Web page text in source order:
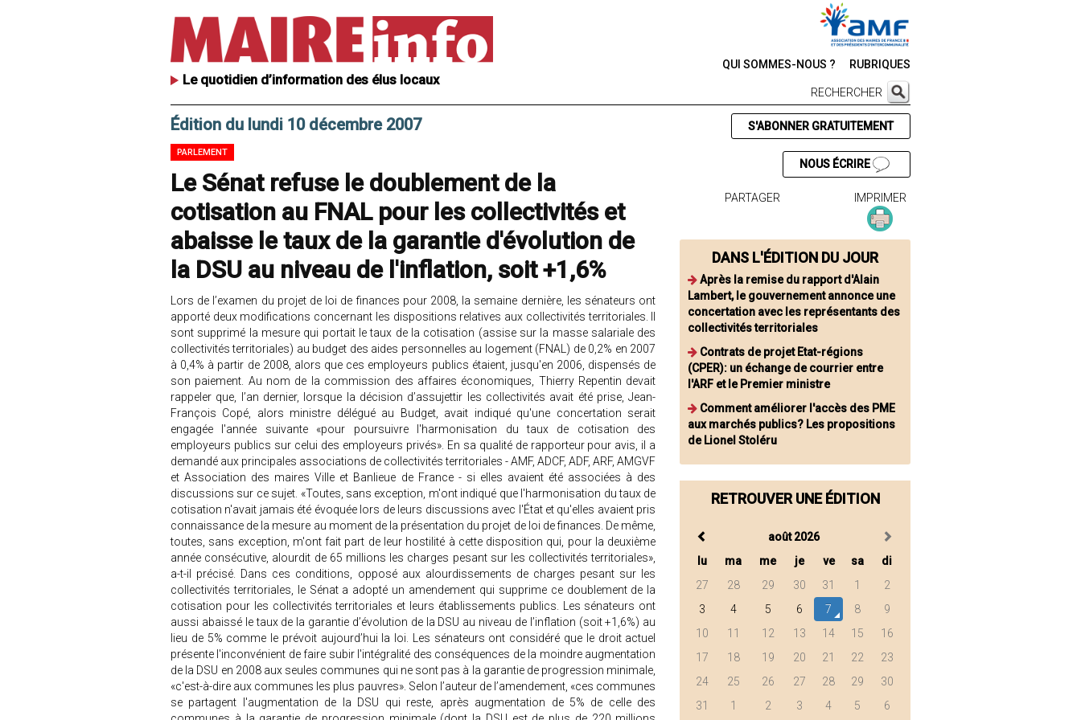
Le quotidien d’information des élus locaux
QUI SOMMES-NOUS ? RUBRIQUES
RECHERCHER
Édition du lundi 10 décembre 2007
PARLEMENT
Le Sénat refuse le doublement de la
cotisation au FNAL pour les collectivités et
abaisse le taux de la garantie d'évolution de
la DSU au niveau de l'inflation, soit +1,6%
Lors de l’examen du projet de loi de finances pour 2008, la semaine dernière, les sénateurs ont
apporté deux modifications concernant les dispositions relatives aux collectivités territoriales. Il
sont supprimé la mesure qui portait le taux de la cotisation (assise sur la masse salariale des
collectivités territoriales) au budget des aides personnelles au logement (FNAL) de 0,2% en 2007
à 0,4% à partir de 2008, alors que ces employeurs publics étaient, jusqu'en 2006, dispensés de
son paiement. Au nom de la commission des affaires économiques, Thierry Repentin devait
rappeler que, l’an dernier, lorsque la décision d’assujettir les collectivités avait été prise, Jean-
François Copé, alors ministre délégué au Budget, avait indiqué qu'une concertation serait
engagée l'année suivante «pour poursuivre l'harmonisation du taux de cotisation des
employeurs publics sur celui des employeurs privés». En sa qualité de rapporteur pour avis, il a
demandé aux principales associations de collectivités territoriales - AMF, ADCF, ADF, ARF, AMGVF
et Association des maires Ville et Banlieue de France - si elles avaient été associées à des
discussions sur ce sujet. «Toutes, sans exception, m'ont indiqué que l'harmonisation du taux de
cotisation n'avait jamais été évoquée lors de leurs discussions avec l'État et qu'elles avaient pris
connaissance de la mesure au moment de la présentation du projet de loi de finances. De même,
toutes, sans exception, m'ont fait part de leur hostilité à cette disposition qui, pour la deuxième
année consécutive, alourdit de 65 millions les charges pesant sur les collectivités territoriales»,
a-t-il précisé. Dans ces conditions, opposé aux alourdissements de charges pesant sur les
collectivités territoriales, le Sénat a adopté un amendement qui supprime ce doublement de la
cotisation pour les collectivités territoriales et leurs établissements publics. Les sénateurs ont
aussi abaissé le taux de la garantie d’évolution de la DSU au niveau de l’inflation (soit +1,6%) au
lieu de 5% comme le prévoit aujourd’hui la loi. Les sénateurs ont considéré que le droit actuel
présente l'inconvénient de faire subir l'intégralité des conséquences de la moindre augmentation
de la DSU en 2008 aux seules communes qui ne sont pas à la garantie de progression minimale,
«c'est-à-dire aux communes les plus pauvres». Selon l’auteur de l’amendement, «ces communes
se partagent l'augmentation de la DSU qui reste, après augmentation de 5% de celle des
S'ABONNER GRATUITEMENT
NOUS ÉCRIRE
PARTAGER IMPRIMER
DANS L'ÉDITION DU JOUR
Après la remise du rapport d'Alain
Lambert, le gouvernement annonce une
concertation avec les représentants des
collectivités territoriales
Contrats de projet Etat-régions
(CPER): un échange de courrier entre
l'ARF et le Premier ministre
Comment améliorer l'accès des PME
aux marchés publics? Les propositions
de Lionel Stoléru
RETROUVER UNE ÉDITION
août 2026
lu
ma me je ve sa
di
27
28 29 30 31 1
2
3
4 5 6 7 8
9
10
11 12 13 14 15
16
17
18 19 20 21 22
23
24
25 26 27 28 29
30
31
1 2 3 4 5 6